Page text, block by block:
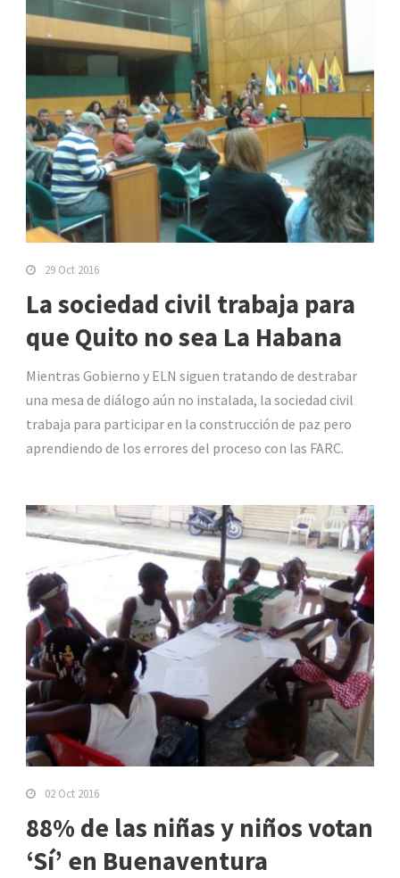
29 Oct 2016
La sociedad civil trabaja para
que Quito no sea La Habana
Mientras Gobierno y ELN siguen tratando de destrabar
una mesa de diálogo aún no instalada, la sociedad civil
trabaja para participar en la construcción de paz pero
aprendiendo de los errores del proceso con las FARC.
02 Oct 2016
88% de las niñas y niños votan
‘Sí’ en Buenaventura